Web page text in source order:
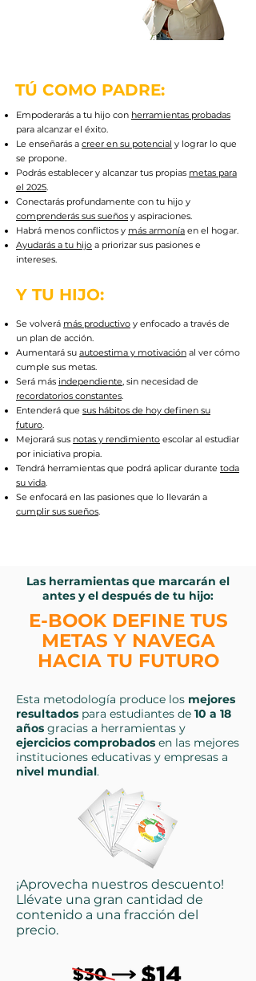
TÚ COMO PADRE:
Empoderarás a tu hijo con herramientas probadas
para alcanzar el éxito.
Le enseñarás a creer en su potencial y lograr lo que
se propone.
Podrás establecer y alcanzar tus propias metas para
el 2025.
Conectarás profundamente con tu hijo y
comprenderás sus sueños y aspiraciones.
Habrá menos conflictos y más armonía en el hogar.
Ayudarás a tu hijo a priorizar sus pasiones e
intereses.
Y TU HIJO:
Se volverá más productivo y enfocado a través de
un plan de acción.
Aumentará su autoestima y motivación al ver cómo
cumple sus metas.
Será más independiente, sin necesidad de
recordatorios constantes.
Entenderá que sus hábitos de hoy definen su
futuro.
Mejorará sus notas y rendimiento escolar al estudiar
por iniciativa propia.
Tendrá herramientas que podrá aplicar durante toda
su vida.
Se enfocará en las pasiones que lo llevarán a
cumplir sus sueños.
Las herramientas que marcarán el
antes y el después de tu hijo:
E-BOOK DEFINE TUS
METAS Y NAVEGA
HACIA TU FUTURO
Esta metodología produce los mejores
resultados para estudiantes de 10 a 18
años gracias a herramientas y
ejercicios comprobados en las mejores
instituciones educativas y empresas a
nivel mundial.
¡Aprovecha nuestros descuento!
Llévate una gran cantidad de
contenido a una fracción del
precio.